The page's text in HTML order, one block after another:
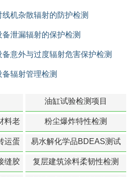
机杂散辐射的防护检测
泄漏辐射的保护检测
意外与过度辐射危害保护检测
辐射管理检测
油缸试验检测项目
料老
型
粉尘爆炸特性检测
运蛋
易水解化学品BDEAS测试
缝胶
复层建筑涂料柔韧性检测